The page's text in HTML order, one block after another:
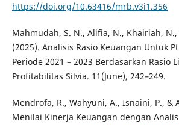
https://doi.org/10.63416/mrb.v3i1.356
Mahmudah, S. N., Alifia, N., Khairiah, N.,
(2025). Analisis Rasio Keuangan Untuk
Periode 2021 – 2023 Berdasarkan Rasio
Profitabilitas Silvia. 11(June), 242–249.
Mendrofa, R., Wahyuni, A., Isnaini, P., &
Menilai Kinerja Keuangan dengan